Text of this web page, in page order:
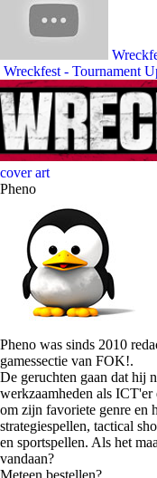
Wreckfest - Tournament
cover art
Pheno
Pheno was sinds 2010
gamessectie van FOK!.
De geruchten gaan dat hij
werkzaamheden als
om zijn favoriete genre en
strategiespellen, tactical
en sportspellen. Als het
vandaan?
Meteen bestellen?